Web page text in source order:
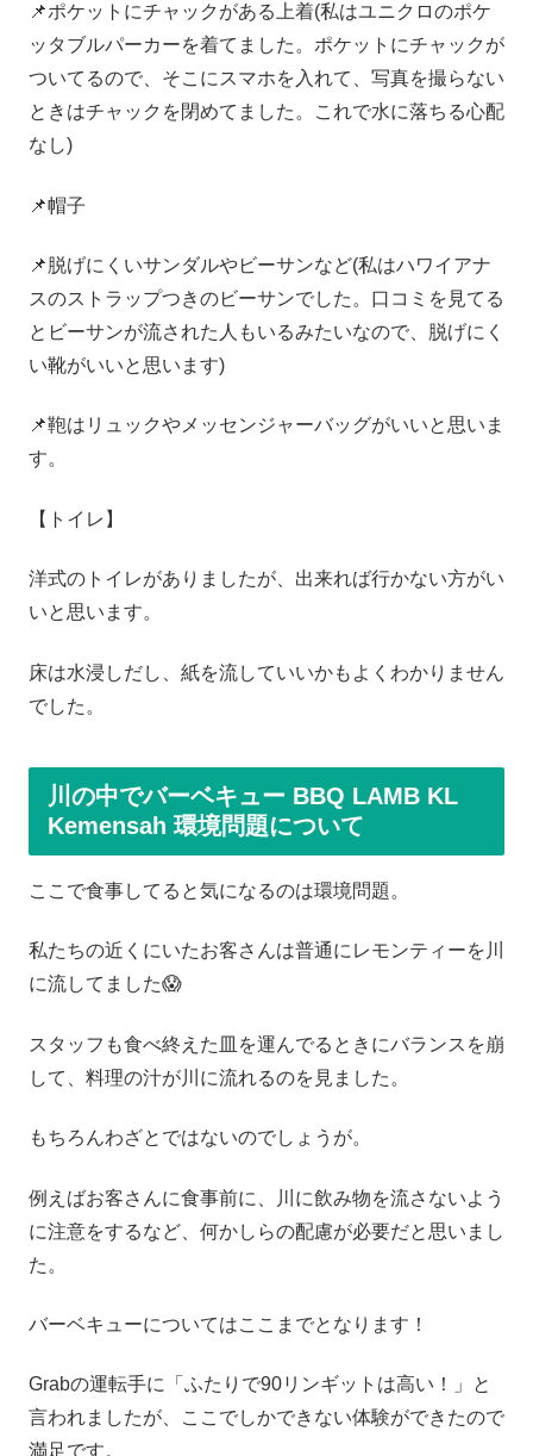
📌ポケットにチャックがある上着(私はユニクロのポケ
ッタブルパーカーを着てました。ポケットにチャックが
ついてるので、そこにスマホを入れて、写真を撮らない
ときはチャックを閉めてました。これで水に落ちる心配
なし)
📌帽子
📌脱げにくいサンダルやビーサンなど(私はハワイアナ
スのストラップつきのビーサンでした。口コミを見てる
とビーサンが流された人もいるみたいなので、脱げにく
い靴がいいと思います)
📌鞄はリュックやメッセンジャーバッグがいいと思いま
す。
【トイレ】
洋式のトイレがありましたが、出来れば行かない方がい
いと思います。
床は水浸しだし、紙を流していいかもよくわかりません
でした。
川の中でバーベキュー BBQ LAMB KL
Kemensah 環境問題について
ここで食事してると気になるのは環境問題。
私たちの近くにいたお客さんは普通にレモンティーを川
に流してました😱
スタッフも食べ終えた皿を運んでるときにバランスを崩
して、料理の汁が川に流れるのを見ました。
もちろんわざとではないのでしょうが。
例えばお客さんに食事前に、川に飲み物を流さないよう
に注意をするなど、何かしらの配慮が必要だと思いまし
た。
バーベキューについてはここまでとなります！
Grabの運転手に「ふたりで90リンギットは高い！」と
言われましたが、ここでしかできない体験ができたので
満足です。